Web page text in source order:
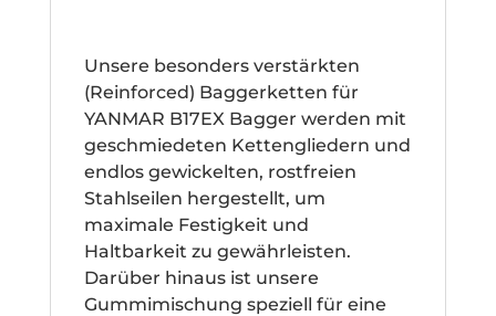
Unsere besonders verstärkten
(Reinforced) Baggerketten für
YANMAR B17EX Bagger werden mit
geschmiedeten Kettengliedern und
endlos gewickelten, rostfreien
Stahlseilen hergestellt, um
maximale Festigkeit und
Haltbarkeit zu gewährleisten.
Darüber hinaus ist unsere
Gummimischung speziell für eine